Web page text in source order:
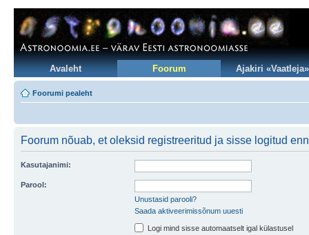
Avaleht Foorum Ajakiri «Vaatleja»
Foorumi pealeht
Foorum nõuab, et oleksid registreeritud ja sisse logitud
Kasutajanimi:
Parool:
Unustasid parooli?
Saada aktiveerimissõnum uuesti
Logi mind sisse automaatselt igal külastusel